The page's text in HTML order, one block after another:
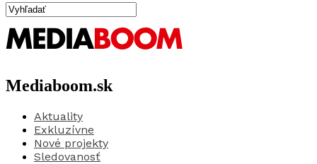
Mediaboom.sk
Aktuality
Exkluzívne
Nové projekty
Sledovanosť